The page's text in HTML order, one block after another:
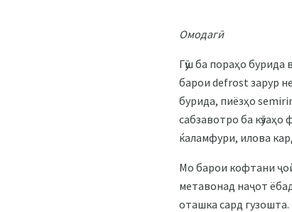
Омодагӣ
Гӯш ба пораҳо бурида
барои defrost зарур
бурида, пиёзҳо
сабзавотро ба
ќаламфури, илова
Мо барои кофтани
метавонад наҷот
оташка сард